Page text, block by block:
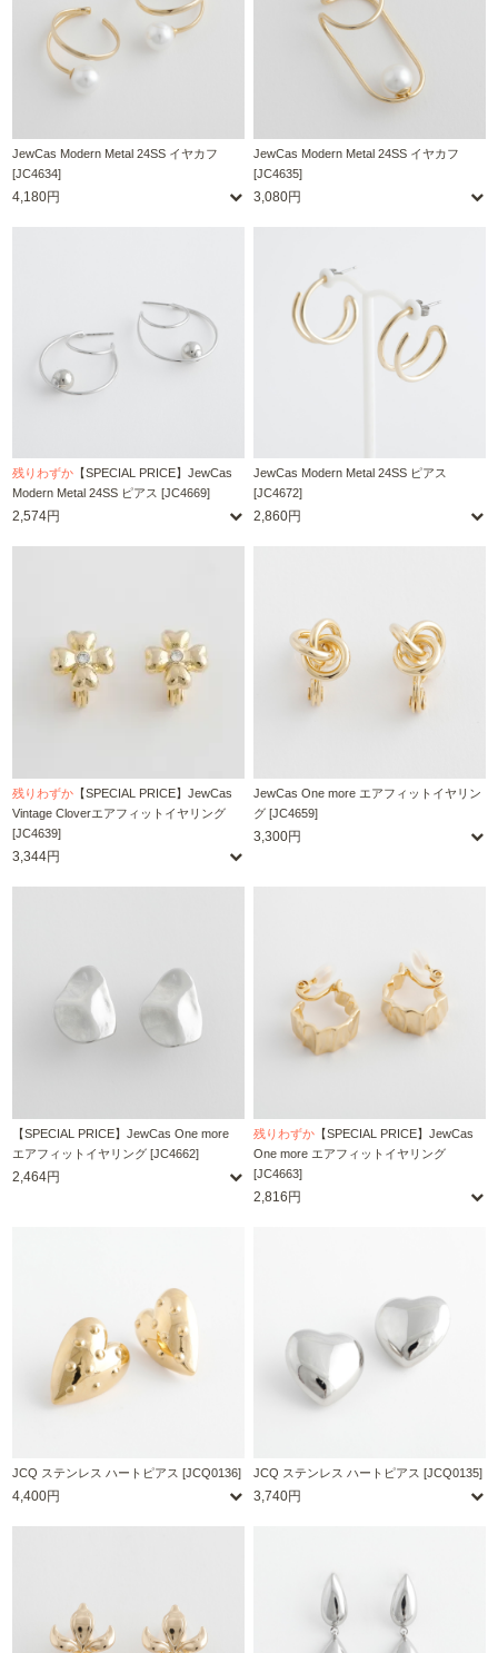
JewCas Modern Metal 24SS イヤカフ
[JC4634]
4,180円
JewCas Modern Metal 24SS イヤカフ
[JC4635]
3,080円
残りわずか 【SPECIAL PRICE】JewCas
Modern Metal 24SS ピアス [JC4669]
2,574円
JewCas Modern Metal 24SS ピアス
[JC4672]
2,860円
残りわずか 【SPECIAL PRICE】JewCas
Vintage Cloverエアフィットイヤリング
[JC4639]
3,344円
JewCas One more エアフィットイヤリン
グ [JC4659]
3,300円
【SPECIAL PRICE】JewCas One more
エアフィットイヤリング [JC4662]
2,464円
残りわずか 【SPECIAL PRICE】JewCas
One more エアフィットイヤリング
[JC4663]
2,816円
JCQ ステンレス ハートピアス [JCQ0136]
4,400円
JCQ ステンレス ハートピアス [JCQ0135]
3,740円